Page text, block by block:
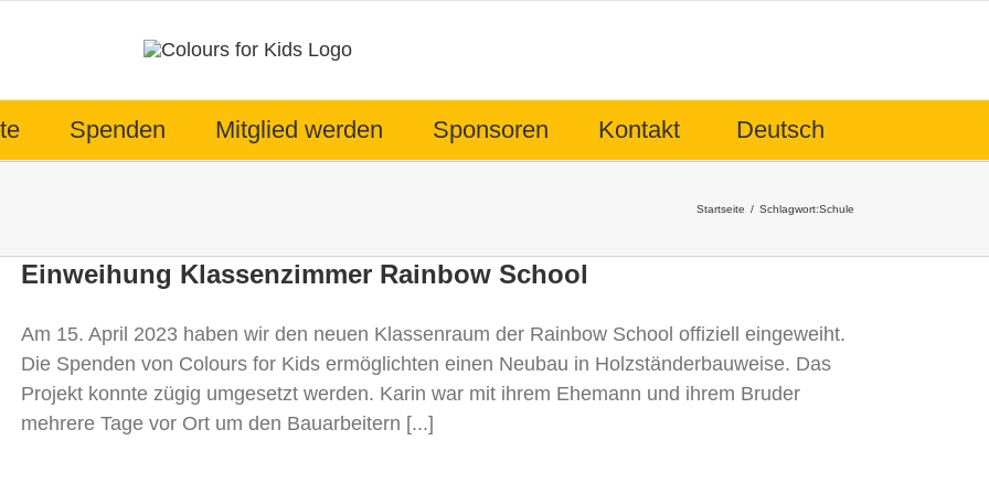
Spenden Mitglied werden Sponsoren Kontakt Deutsch
Startseite Schlagwort:Schule
Einweihung Klassenzimmer Rainbow School
Am 15. April 2023 haben wir den neuen Klassenraum der Rainbow School offiziell eingeweiht.
Die Spenden von Colours for Kids ermöglichten einen Neubau in Holzständerbauweise. Das
Projekt konnte zügig umgesetzt werden. Karin war mit ihrem Ehemann und ihrem Bruder
mehrere Tage vor Ort um den Bauarbeitern [...]